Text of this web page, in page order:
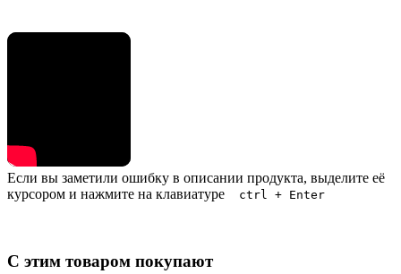
Если вы заметили ошибку в описании продукта, выделите её
курсором и нажмите на клавиатуре
ctrl + Enter
С этим товаром покупают